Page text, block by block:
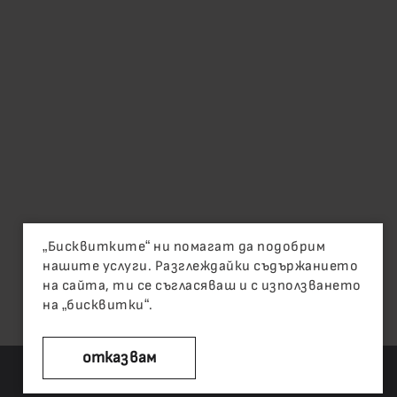
„Бисквитките“ ни помагат да подобрим
нашите услуги. Разглеждайки съдържанието
на сайта, ти се съгласяваш и с използването
на „бисквитки“.
отказвам